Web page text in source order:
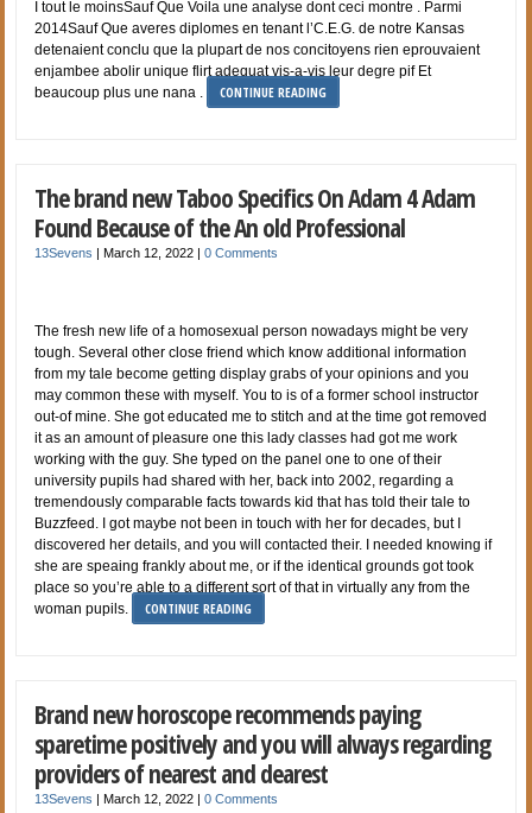
I tout le moinsSauf Que Voila une analyse dont ceci montre . Parmi
2014Sauf Que averes diplomes en tenant l’C.E.G. de notre Kansas
detenaient conclu que la plupart de nos concitoyens rien eprouvaient
enjambee abolir unique flirt adequat vis-a-vis leur degre pif Et
beaucoup plus une nana .
CONTINUE READING
The brand new Taboo Specifics On Adam 4 Adam
Found Because of the An old Professional
13Sevens |March 12, 2022 |0 Comments
The fresh new life of a homosexual person nowadays might be very
tough. Several other close friend which know additional information
from my tale become getting display grabs of your opinions and you
may common these with myself. You to is of a former school instructor
out-of mine. She got educated me to stitch and at the time got removed
it as an amount of pleasure one this lady classes had got me work
working with the guy. She typed on the panel one to one of their
university pupils had shared with her, back into 2002, regarding a
tremendously comparable facts towards kid that has told their tale to
Buzzfeed. I got maybe not been in touch with her for decades, but I
discovered her details, and you will contacted their. I needed knowing if
she are speaing frankly about me, or if the identical grounds got took
place so you’re able to a different sort of that in virtually any from the
woman pupils.
CONTINUE READING
Brand new horoscope recommends paying
sparetime positively and you will always regarding
providers of nearest and dearest
13Sevens |March 12, 2022 |0 Comments